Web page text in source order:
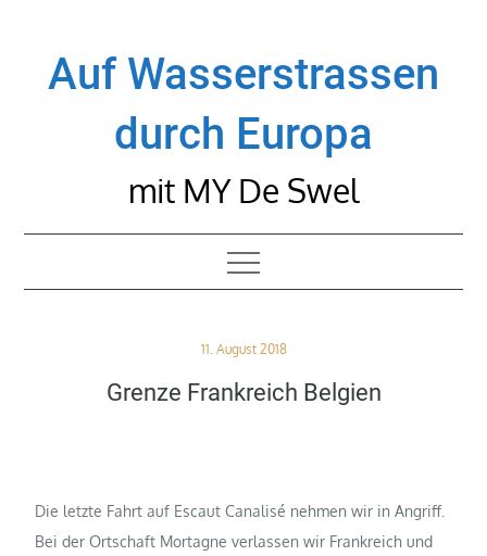
contentAuf Wasserstrassen
durch Europa
mit MY De Swel
Posted
11. August 2018
Grenze Frankreich Belgien
Die letzte Fahrt auf Escaut Canalisé nehmen wir in Angriff.
Bei der Ortschaft Mortagne verlassen wir Frankreich und